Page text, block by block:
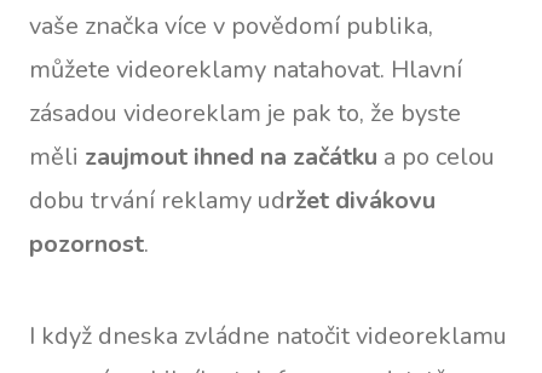
vaše značka více v povědomí publika,
můžete videoreklamy natahovat. Hlavní
zásadou videoreklam je pak to, že byste
měli zaujmout ihned na začátku a po celou
dobu trvání reklamy udržet divákovu
pozornost.
I když dneska zvládne natočit videoreklamu